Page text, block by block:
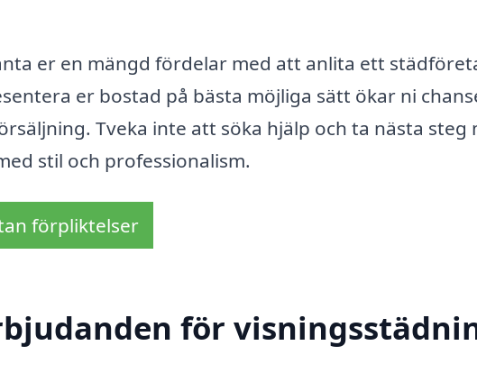
er en mängd fördelar med att anlita ett
er bostad på bästa möjliga sätt ökar ni
Tveka inte att söka hjälp och ta nästa steg
stil och professionalism.
förpliktelser
för